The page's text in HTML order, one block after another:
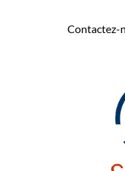
Contactez-